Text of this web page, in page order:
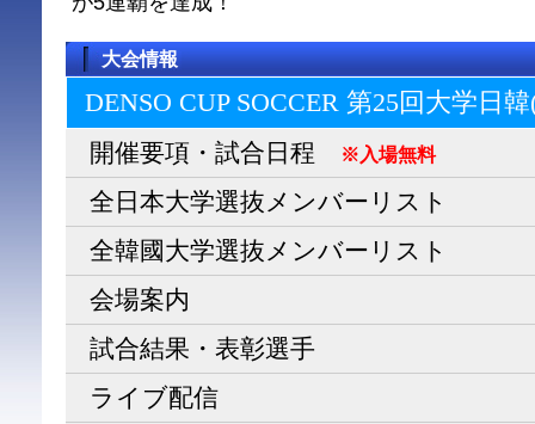
大会情報
DENSO CUP SOCCER 第25回大学日
開催要項・試合日程 ※入場無料
全日本大学選抜メンバーリスト
全韓國大学選抜メンバーリスト
会場案内
試合結果・表彰選手
ライブ配信